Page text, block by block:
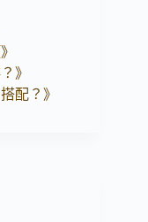
》
配？》